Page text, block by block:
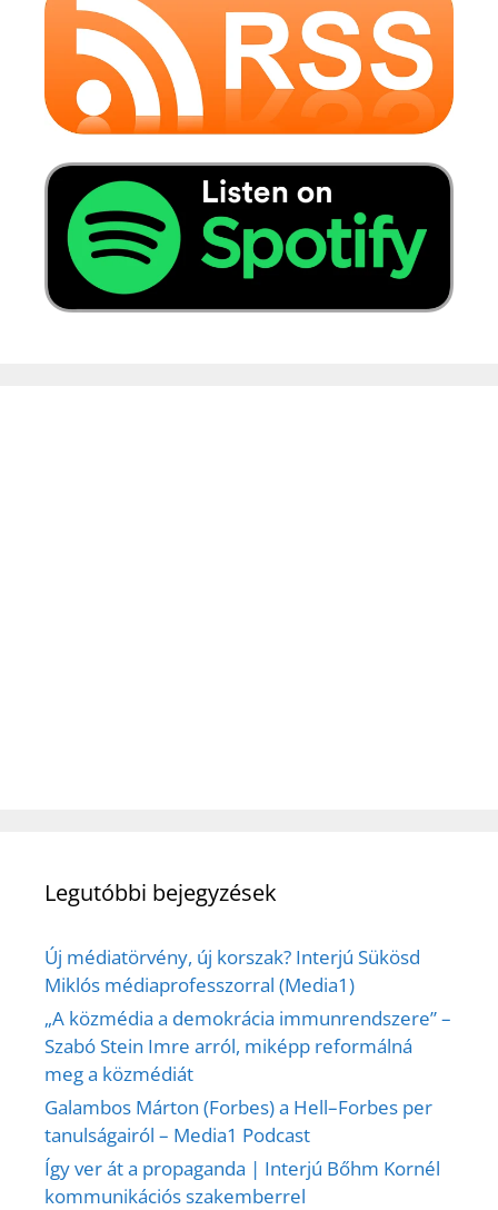
Legutóbbi bejegyzések
Új médiatörvény, új korszak? Interjú Sükösd
Miklós médiaprofesszorral (Media1)
„A közmédia a demokrácia immunrendszere” –
Szabó Stein Imre arról, miképp reformálná
meg a közmédiát
Galambos Márton (Forbes) a Hell–Forbes per
tanulságairól – Media1 Podcast
Így ver át a propaganda | Interjú Bőhm Kornél
kommunikációs szakemberrel